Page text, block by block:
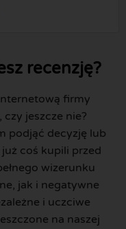
recenzję?
firmy
czy jeszcze nie?
podjąć decyzję lub
coś kupili przed
wizerunku
jak i negatywne
i uczciwe
na naszej